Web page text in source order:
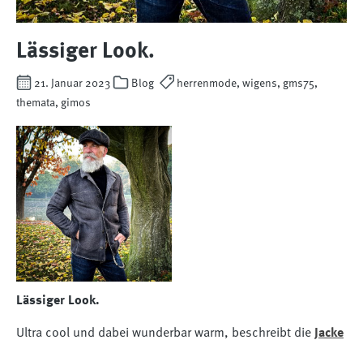
Lässiger Look.
21. Januar 2023 Blog
herrenmode, wigens, gms75,
themata, gimos
Lässiger Look.
Ultra cool und dabei wunderbar warm, beschreibt die Jacke